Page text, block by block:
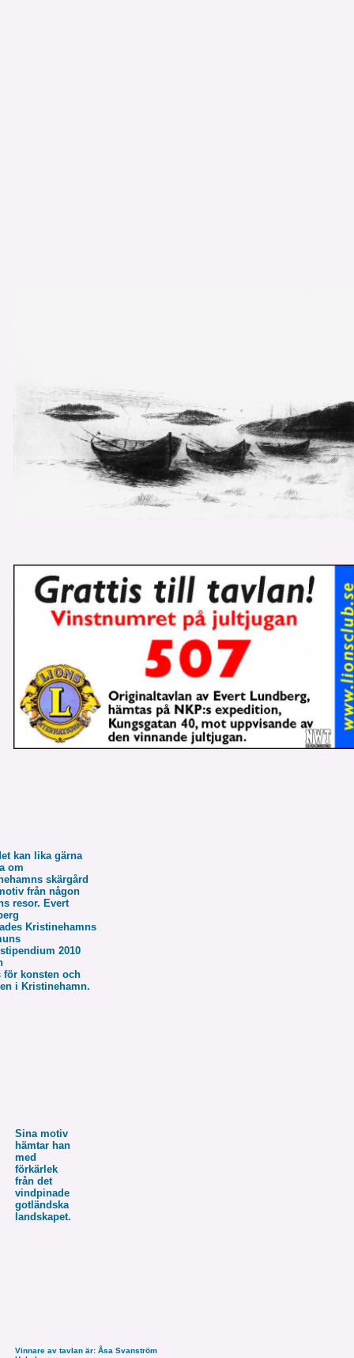
kan lika gärna
om
skärgård
från någon
resor. Evert
Kristinehamns
2010
för konsten och
i Kristinehamn.
Sina motiv
hämtar han
med
förkärlek
från det
vindpinade
gotländska
landskapet.
Vinnare av tavlan är: Åsa Svanström